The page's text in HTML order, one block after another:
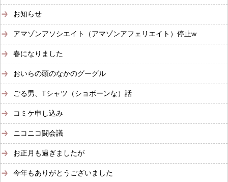
お知らせ
アマゾンアソシエイト（アマゾンアフェリエイト）停止w
春になりました
おいらの頭のなかのグーグル
ごる男、Tシャツ（ショボーンな）話
コミケ申し込み
ニコニコ闘会議
お正月も過ぎましたが
今年もありがとうございました